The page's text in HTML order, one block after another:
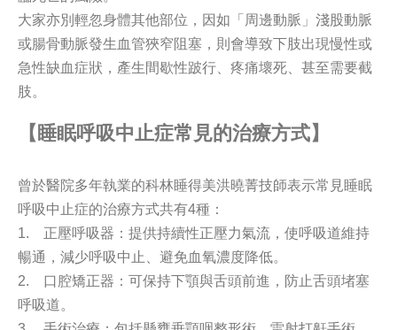
大家亦別輕忽身體其他部位，因如「周邊動脈」淺股動脈
或腸骨動脈發生血管狹窄阻塞，則會導致下肢出現慢性或
急性缺血症狀，產生間歇性跛行、疼痛壞死、甚至需要截
肢。
【睡眠呼吸中止症常見的治療方式】
曾於醫院多年執業的科林睡得美洪曉菁技師表示常見睡眠
呼吸中止症的治療方式共有4種：
1. 正壓呼吸器：提供持續性正壓力氣流，使呼吸道維持
暢通，減少呼吸中止、避免血氧濃度降低。
2. 口腔矯正器：可保持下顎與舌頭前進，防止舌頭堵塞
呼吸道。